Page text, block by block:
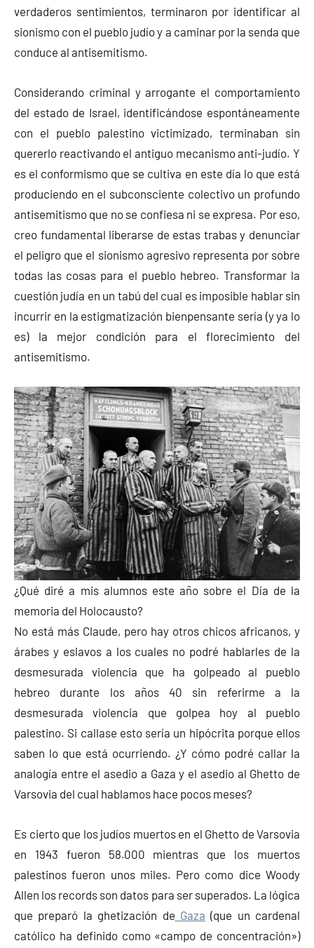
verdaderos sentimientos, terminaron por identificar al
sionismo con el pueblo judío y a caminar por la senda que
conduce al antisemitismo.
Considerando criminal y arrogante el comportamiento
del estado de Israel, identificándose espontáneamente
con el pueblo palestino victimizado, terminaban sin
quererlo reactivando el antiguo mecanismo anti-judío. Y
es el conformismo que se cultiva en este día lo que está
produciendo en el subconsciente colectivo un profundo
antisemitismo que no se confiesa ni se expresa. Por eso,
creo fundamental liberarse de estas trabas y denunciar
el peligro que el sionismo agresivo representa por sobre
todas las cosas para el pueblo hebreo. Transformar la
cuestión judía en un tabú del cual es imposible hablar sin
incurrir en la estigmatización bienpensante sería (y ya lo
es) la mejor condición para el florecimiento del
antisemitismo.
¿Qué diré a mis alumnos este año sobre el Día de la
memoria del Holocausto?
No está más Claude, pero hay otros chicos africanos, y
árabes y eslavos a los cuales no podré hablarles de la
desmesurada violencia que ha golpeado al pueblo
hebreo durante los años 40 sin referirme a la
desmesurada violencia que golpea hoy al pueblo
palestino. Si callase esto sería un hipócrita porque ellos
saben lo que está ocurriendo. ¿Y cómo podré callar la
analogía entre el asedio a Gaza y el asedio al Ghetto de
Varsovia del cual hablamos hace pocos meses?
Es cierto que los judíos muertos en el Ghetto de Varsovia
en 1943 fueron 58.000 mientras que los muertos
palestinos fueron unos miles. Pero como dice Woody
Allen los records son datos para ser superados. La lógica
que preparó la ghetización de Gaza (que un cardenal
católico ha definido como «campo de concentración»)